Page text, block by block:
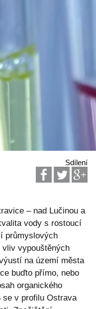
Sdílení
– nad Lučinou a
vody s rostoucí
průmyslových
vypouštěných
na území města
buďto přímo, nebo
organického
se v profilu Ostrava